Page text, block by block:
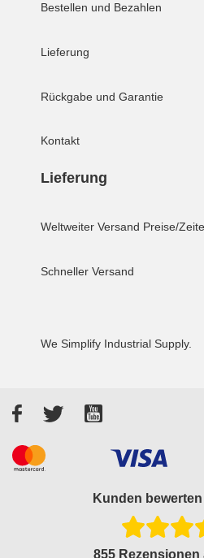
Bestellen und Bezahlen
Lieferung
Rückgabe und Garantie
Kontakt
Lieferung
Weltweiter Versand Preise/
Schneller Versand
We Simplify Industrial Supply.
FacebookTwitterYouTube
Kunden
855 Rezensionen